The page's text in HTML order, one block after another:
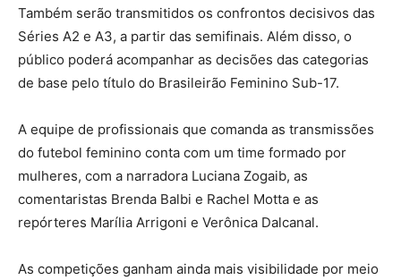
Também serão transmitidos os confrontos decisivos das
Séries A2 e A3, a partir das semifinais. Além disso, o
público poderá acompanhar as decisões das categorias
de base pelo título do Brasileirão Feminino Sub-17.
A equipe de profissionais que comanda as transmissões
do futebol feminino conta com um time formado por
mulheres, com a narradora Luciana Zogaib, as
comentaristas Brenda Balbi e Rachel Motta e as
repórteres Marília Arrigoni e Verônica Dalcanal.
As competições ganham ainda mais visibilidade por meio